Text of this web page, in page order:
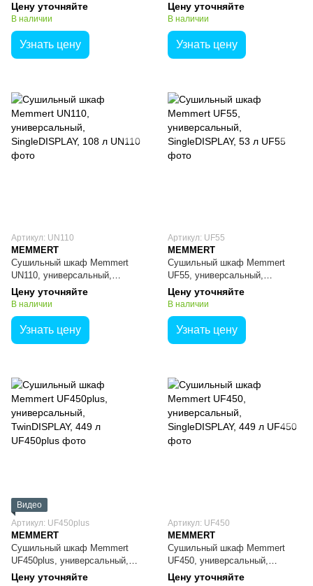
SingleDISPLAY, 161 л
Цену уточняйте
В наличии
Узнать цену
TwinDISPLAY, 108 л
Цену уточняйте
В наличии
Узнать цену
Артикул: UN110
MEMMERT
Сушильный шкаф Memmert
UN110, универсальный,
SingleDISPLAY, 108 л
Цену уточняйте
В наличии
Узнать цену
Артикул: UF55
MEMMERT
Сушильный шкаф Memmert
UF55, универсальный,
SingleDISPLAY, 53 л
Цену уточняйте
В наличии
Узнать цену
Видео
Артикул: UF450plus
MEMMERT
Сушильный шкаф Memmert
UF450plus, универсальный,
TwinDISPLAY, 449 л
Цену уточняйте
Артикул: UF450
MEMMERT
Сушильный шкаф Memmert
UF450, универсальный,
SingleDISPLAY, 449 л
Цену уточняйте